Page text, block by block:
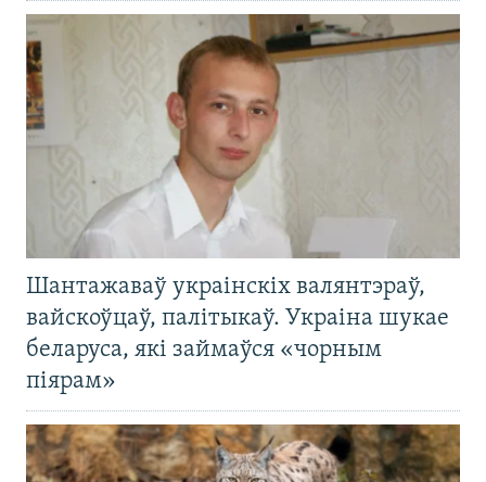
Шантажаваў украінскіх валянтэраў,
вайскоўцаў, палітыкаў. Украіна шукае
беларуса, які займаўся «чорным
піярам»